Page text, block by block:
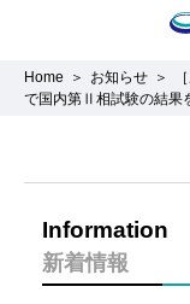
Home お知らせ
で国内第Ⅱ相試験の結果
Information
新着情報